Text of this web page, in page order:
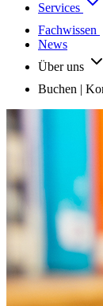
Services
Fachwissen
News
Über uns
Buchen |